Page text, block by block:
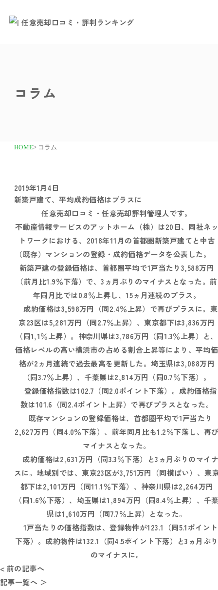
コラム
HOME> コラム
2019年1月4日
新築戸建て、平均成約価格はプラスに
任意売却口コミ・任意売却評判管理人です。
不動産情報サービスのアットホーム（株）は20日、同社ネ
トワークにおける、2018年11月の首都圏新築戸建てと中古
（既存）マンションの登録・成約価格データを公表した。
新築戸建の登録価格は、首都圏平均で1戸当たり3,588万円
（前月比1.9％下落）で、3ヵ月ぶりのマイナスとなった。前
年同月比では0.8％上昇し、15ヵ月連続のプラス。
成約価格は3,598万円（同2.4％上昇）で再びプラスに。東
京23区は5,281万円（同2.7％上昇）、東京都下は3,836万円
（同1,1％上昇）。神奈川県は3,786万円（同1.3％上昇）と、
価格レベルの高い横浜市の占める割合上昇等により、平均価
格が2ヵ月連続で過去最高を更新した。埼玉県は3,088万円
（同3.7％上昇）、千葉県は2,814万円（同0.7％下落）。
登録価格指数は102.7（同2.0ポイント下落）。成約価格指
数は101.6（同2.4ポイント上昇）で再びプラスとなった。
既存マンションの登録価格は、首都圏平均で1戸当たり
2,627万円（同4.0％下落）、前年同月比も1.2％下落し、再
マイナスとなった。
成約価格は2,631万円（同3.3％下落）と3ヵ月ぶりのマイ
スに。地域別では、東京23区が3,751万円（同横ばい）、東
都下は2,101万円（同11.1％下落）、神奈川県は2,264万円
（同1.6％下落）、埼玉県は1,894万円（同8.4％上昇）、千
県は1,610万円（同7.7％上昇）となった。
1戸当たりの価格指数は、登録物件が123.1（同5.1ポイント
下落）。成約物件は132.1（同4.5ポイント下落）と3ヵ月ぶり
のマイナスに。
< 前の記事へ
記事一覧へ ＞